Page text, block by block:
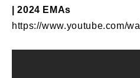
| 2024 EMAs
https://www.youtube.com/